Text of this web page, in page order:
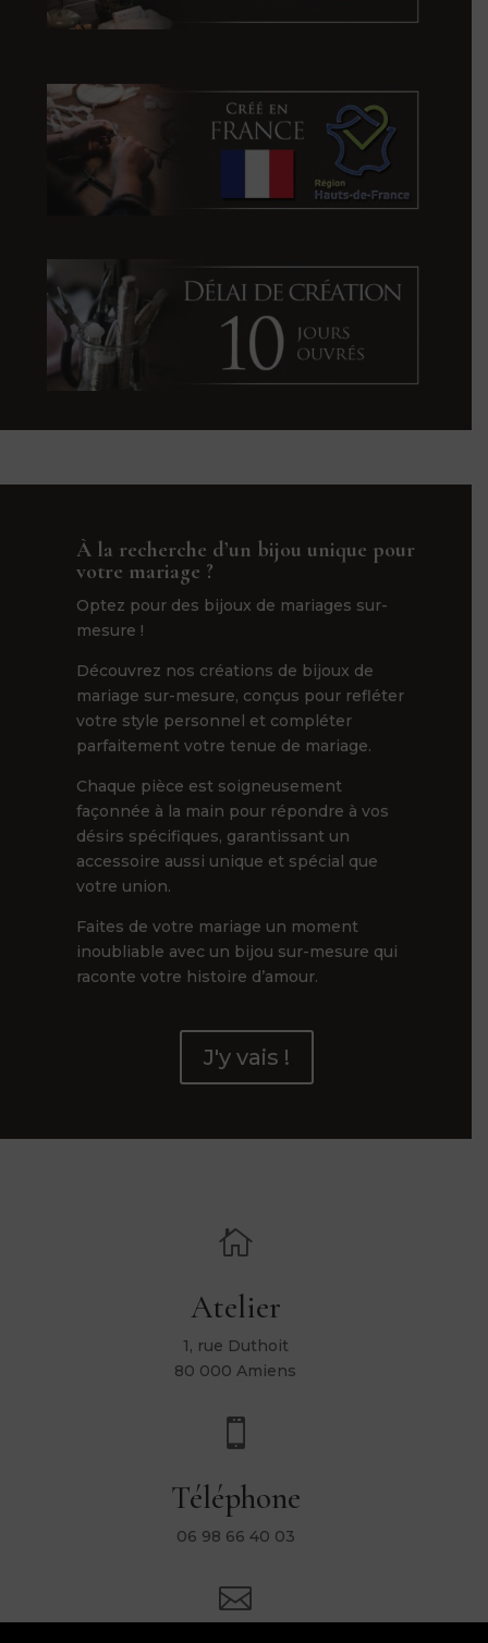
À la recherche d’un bijou unique pour
votre mariage ?
Optez pour des bijoux de mariages sur-
mesure !
Découvrez nos créations de bijoux de
mariage sur-mesure, conçus pour refléter
votre style personnel et compléter
parfaitement votre tenue de mariage.
Chaque pièce est soigneusement
façonnée à la main pour répondre à vos
désirs spécifiques, garantissant un
accessoire aussi unique et spécial que
votre union.
Faites de votre mariage un moment
inoubliable avec un bijou sur-mesure qui
raconte votre histoire d’amour.
J'y vais !

Atelier
1, rue Duthoit
80 000 Amiens

Téléphone
06 98 66 40 03
